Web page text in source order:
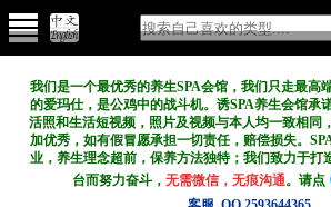
我们是一个最优秀的养生SPA会馆，我们只走最高
的爱玛仕，是公鸡中的战斗机。诱SPA养生会馆承
活照和生活短视频，照片及视频与本人均一致相同
加优秀，如有假冒愿承担一切责任，赔偿损失。
业，养生理念超前，保养方法独特；我们致力于打
台而努力奋斗，无需微信，无痕沟通。请点